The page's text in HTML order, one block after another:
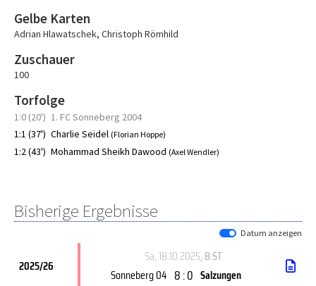
Gelbe Karten
Adrian Hlawatschek, Christoph Römhild
Zuschauer
100
Torfolge
1:0 (20') 1. FC Sonneberg 2004
1:1 (37') Charlie Seidel (Florian Hoppe)
1:2 (43') Mohammad Sheikh Dawood (Axel Wendler)
Bisherige Ergebnisse
Datum anzeigen
2025/26
Sa, 18.10.2025, 8.ST
Sonneberg 04 8 : 0 Salzungen